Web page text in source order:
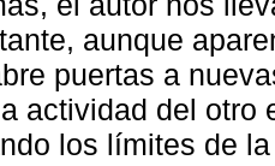
aunque
puertas a
actividad del otro
los límites de